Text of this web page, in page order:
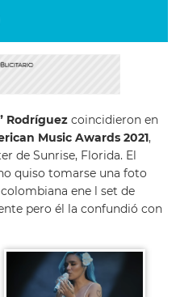
Rodríguez coincidieron en
Music Awards 2021,
de Sunrise, Florida. El
quiso tomarse una foto
ene l set de
pero él la confundió con